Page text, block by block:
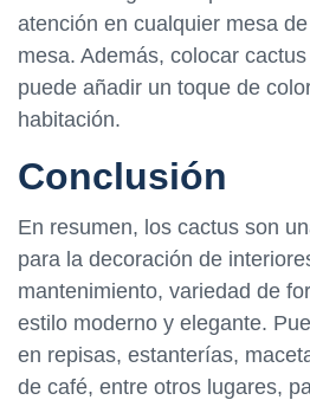
atención en cualquier mesa
mesa. Además, colocar
puede añadir un toque de
habitación.
Conclusión
En resumen, los cactus son
para la decoración de
mantenimiento, variedad de
estilo moderno y elegante.
en repisas, estanterías,
de café, entre otros lugares,